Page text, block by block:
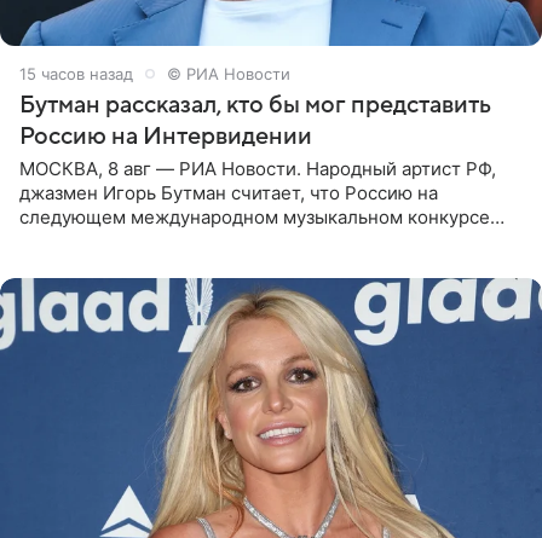
15 часов назад © РИА Новости
Бутман рассказал, кто бы мог представить
Россию на Интервидении
МОСКВА, 8 авг — РИА Новости. Народный артист РФ,
джазмен Игорь Бутман считает, что Россию на
следующем международном музыкальном конкурсе